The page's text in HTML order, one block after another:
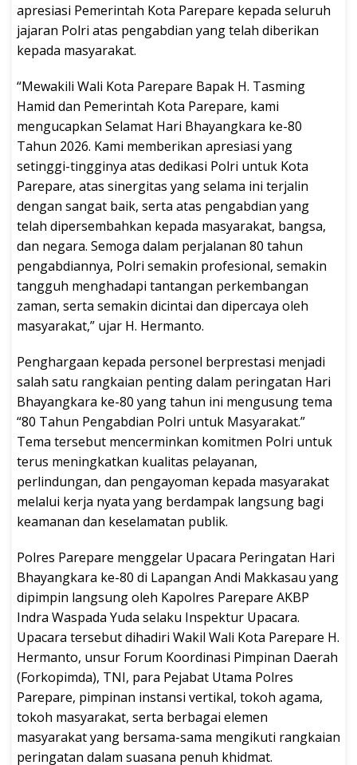
apresiasi Pemerintah Kota Parepare kepada seluruh
jajaran Polri atas pengabdian yang telah diberikan
kepada masyarakat.
“Mewakili Wali Kota Parepare Bapak H. Tasming
Hamid dan Pemerintah Kota Parepare, kami
mengucapkan Selamat Hari Bhayangkara ke-80
Tahun 2026. Kami memberikan apresiasi yang
setinggi-tingginya atas dedikasi Polri untuk Kota
Parepare, atas sinergitas yang selama ini terjalin
dengan sangat baik, serta atas pengabdian yang
telah dipersembahkan kepada masyarakat, bangsa,
dan negara. Semoga dalam perjalanan 80 tahun
pengabdiannya, Polri semakin profesional, semakin
tangguh menghadapi tantangan perkembangan
zaman, serta semakin dicintai dan dipercaya oleh
masyarakat,” ujar H. Hermanto.
Penghargaan kepada personel berprestasi menjadi
salah satu rangkaian penting dalam peringatan Hari
Bhayangkara ke-80 yang tahun ini mengusung tema
“80 Tahun Pengabdian Polri untuk Masyarakat.”
Tema tersebut mencerminkan komitmen Polri untuk
terus meningkatkan kualitas pelayanan,
perlindungan, dan pengayoman kepada masyarakat
melalui kerja nyata yang berdampak langsung bagi
keamanan dan keselamatan publik.
Polres Parepare menggelar Upacara Peringatan Hari
Bhayangkara ke-80 di Lapangan Andi Makkasau yang
dipimpin langsung oleh Kapolres Parepare AKBP
Indra Waspada Yuda selaku Inspektur Upacara.
Upacara tersebut dihadiri Wakil Wali Kota Parepare H.
Hermanto, unsur Forum Koordinasi Pimpinan Daerah
(Forkopimda), TNI, para Pejabat Utama Polres
Parepare, pimpinan instansi vertikal, tokoh agama,
tokoh masyarakat, serta berbagai elemen
masyarakat yang bersama-sama mengikuti rangkaian
peringatan dalam suasana penuh khidmat.